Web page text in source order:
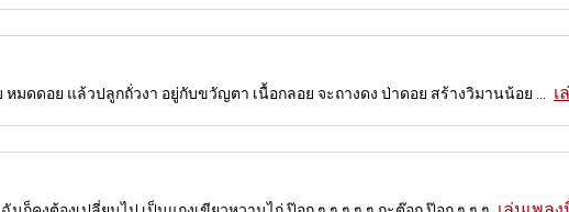
มดดอย แล้วปลูกถั่วงา อยู่กับขวัญตา เนื้อกลอย จะถางดง ป่าดอย สร้างวิมานน้อย ... เ